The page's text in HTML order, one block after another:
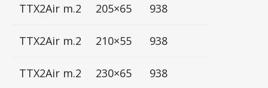
TTX2Air m.2 205×65 938
TTX2Air m.2 210×55 938
TTX2Air m.2 230×65 938